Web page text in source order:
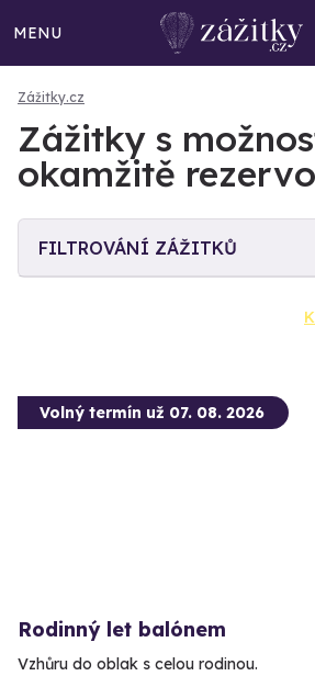
MENU
Zážitky.cz
Zážitky s
okamžitě
FILTROVÁNÍ ZÁŽITKŮ
Volný termín už 07. 08. 2026
Rodinný let balónem
Vzhůru do oblak s celou rodinou.